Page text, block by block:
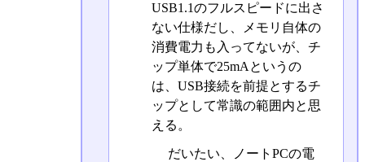
USB1.1のフルスピードに出さ
ない仕様だし、メモリ自体の
消費電力も入ってないが、チ
ップ単体で25mAというの
は、USB接続を前提とするチ
ップとして常識の範囲内と思
える。
だいたい、ノートPCの電